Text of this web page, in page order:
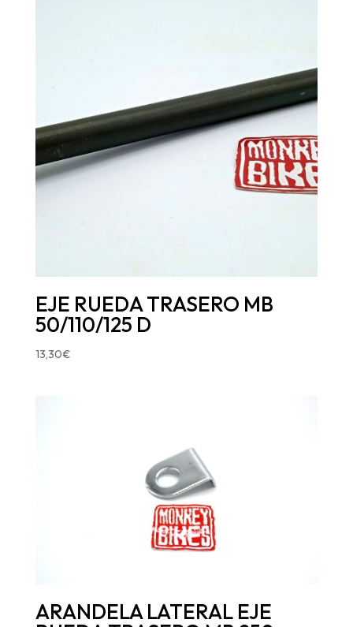
EJE RUEDA TRASERO MB
50/110/125 D
13,30€
ARANDELA LATERAL EJE